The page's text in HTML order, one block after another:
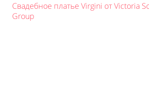
Свадебное платье Virgini от Victoria
Group